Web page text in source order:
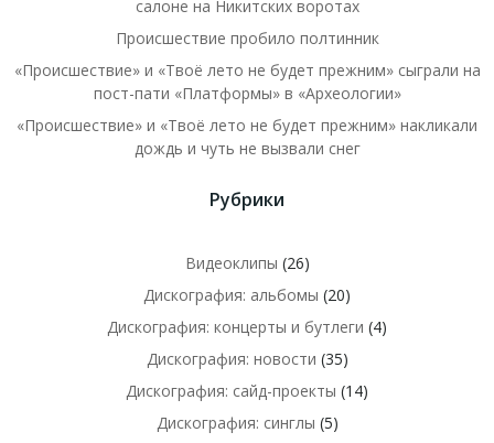
салоне на Никитских воротах
Происшествие пробило полтинник
«Происшествие» и «Твоё лето не будет прежним» сыграли на
пост-пати «Платформы» в «Археологии»
«Происшествие» и «Твоё лето не будет прежним» накликали
дождь и чуть не вызвали снег
Рубрики
Видеоклипы (26)
Дискография: альбомы (20)
Дискография: концерты и бутлеги (4)
Дискография: новости (35)
Дискография: сайд-проекты (14)
Дискография: синглы (5)